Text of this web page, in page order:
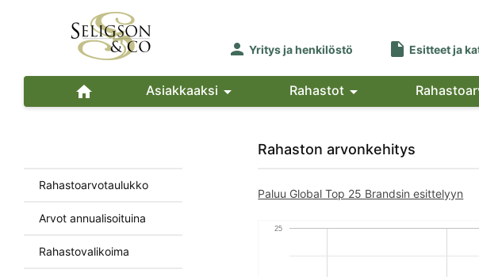
 Yritys ja henkilöstö  Esitteet ja
 Asiakkaaksi  Rahastot 
Rahastoarvotaulukko
Arvot annualisoituina
Rahastovalikoima
Rahaston arvonkehitys
Paluu Global Top 25 Brandsin esittelyyn
25